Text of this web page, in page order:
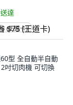
達
(王道卡)
型 全自動半自動
吋切肉機 可切換